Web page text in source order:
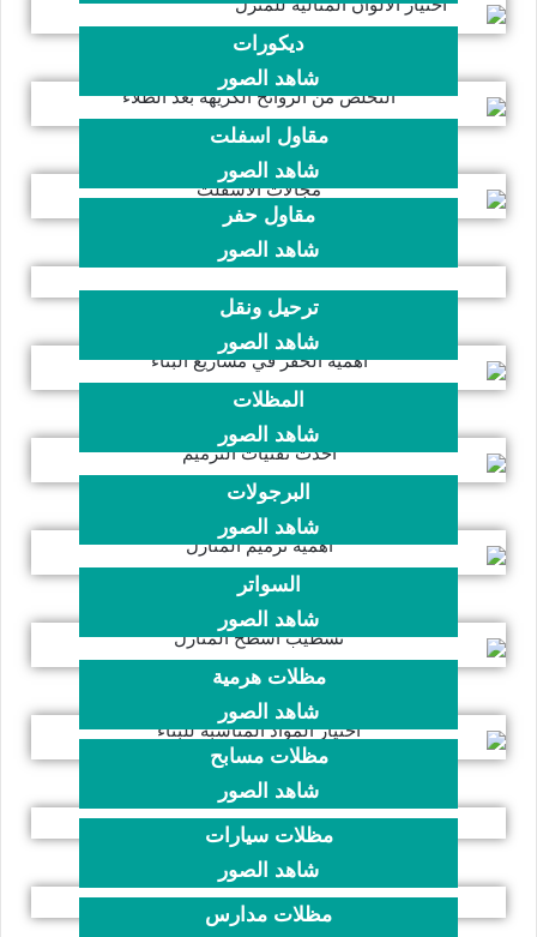
ديكورات
شاهد الصور
مقاول اسفلت
شاهد الصور
مقاول حفر
شاهد الصور
ترحيل ونقل
شاهد الصور
المظلات
شاهد الصور
البرجولات
شاهد الصور
السواتر
شاهد الصور
مظلات هرمية
شاهد الصور
مظلات مسابح
شاهد الصور
مظلات سيارات
شاهد الصور
مظلات مدارس